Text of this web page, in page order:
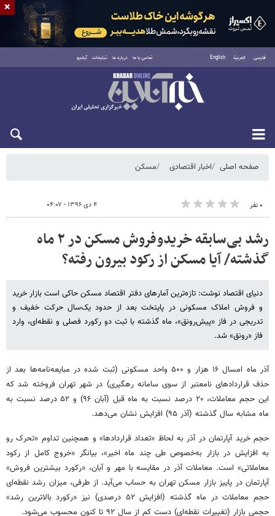
فارسی العربية English تماس با ما درباره ما تبلیغات آرشیو
شنبه ۱۷ مرداد ۱۴۰۵
صفحه اصلی اخبار اقتصادی مسکن
۰ نفر ۴ دی ۱۳۹۶ - ۰۴:۰۷
رشد بی‌سابقه خریدوفروش مسکن در ۲ ماه
گذشته/ آیا مسکن از رکود بیرون رفته؟
دنیای اقتصاد نوشت: تازه‌ترین آمارهای دفتر اقتصاد مسکن حاکی است بازار خرید
و فروش املاک مسکونی در پایتخت بعد از حدود یک‌سال حرکت خفیف و
تدریجی در فاز «پیش‌رونق»، ماه گذشته با ثبت دو رکورد فصلی و نقطه‌ای، وارد
فاز «رونق» شد.
آذر ماه امسال ۱۶ هزار و ۵۰۰ واحد مسکونی (ثبت شده در مبایعه‌نامه‌ها بعد از
حذف قراردادهای نامعتبر از سوی سامانه رهگیری) در شهر تهران فروخته شد که
این حجم معاملات،‌ ۲۰ درصد نسبت به ماه قبل (آبان ۹۶) و ۵۲ درصد نسبت به
ماه مشابه سال گذشته (آذر ۹۵) افزایش نشان می‌دهد.
حجم خرید آپارتمان در آذر به لحاظ «تعداد قراردادها» و همچنین تداوم «تحرک رو
به افزایش در بازار به‌خصوص طی چند ماه اخیر»، بیانگر «خروج کامل از رکود
معاملاتی» است. معاملات آذر در مقایسه با مهر و آبان، «رکورد بیشترین فروش»
آپارتمان در پاییز بازار مسکن تهران به حساب می‌آید. از طرفی، میزان رشد نقطه‌ای
حجم معاملات در ماه گذشته (افزایش ۵۲ درصدی) نیز «رکورد بالاترین رشد»
حجمی بازار (تغییرات نقطه‌ای) دست کم از سال ۹۲ تا کنون محسوب می‌شود.
×